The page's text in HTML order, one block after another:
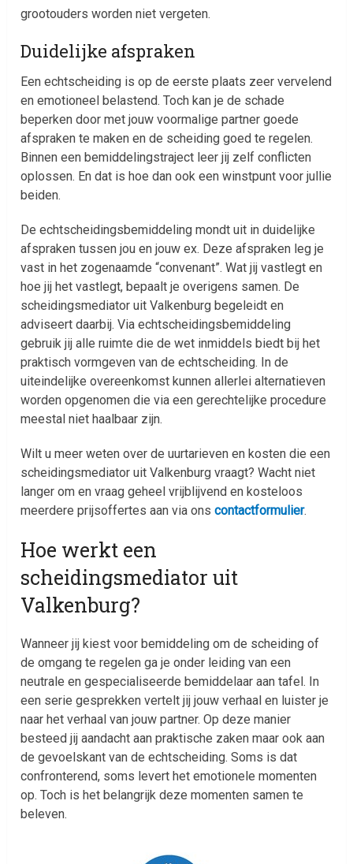
grootouders worden niet vergeten.
Duidelijke afspraken
Een echtscheiding is op de eerste plaats zeer vervelend
en emotioneel belastend. Toch kan je de schade
beperken door met jouw voormalige partner goede
afspraken te maken en de scheiding goed te regelen.
Binnen een bemiddelingstraject leer jij zelf conflicten
oplossen. En dat is hoe dan ook een winstpunt voor jullie
beiden.
De echtscheidingsbemiddeling mondt uit in duidelijke
afspraken tussen jou en jouw ex. Deze afspraken leg je
vast in het zogenaamde “convenant”. Wat jij vastlegt en
hoe jij het vastlegt, bepaalt je overigens samen. De
scheidingsmediator uit Valkenburg begeleidt en
adviseert daarbij. Via echtscheidingsbemiddeling
gebruik jij alle ruimte die de wet inmiddels biedt bij het
praktisch vormgeven van de echtscheiding. In de
uiteindelijke overeenkomst kunnen allerlei alternatieven
worden opgenomen die via een gerechtelijke procedure
meestal niet haalbaar zijn.
Wilt u meer weten over de uurtarieven en kosten die een
scheidingsmediator uit Valkenburg vraagt? Wacht niet
langer om en vraag geheel vrijblijvend en kosteloos
meerdere prijsoffertes aan via onscontactformulier.
Hoe werkt een
scheidingsmediator uit
Valkenburg?
Wanneer jij kiest voor bemiddeling om de scheiding of
de omgang te regelen ga je onder leiding van een
neutrale en gespecialiseerde bemiddelaar aan tafel. In
een serie gesprekken vertelt jij jouw verhaal en luister je
naar het verhaal van jouw partner. Op deze manier
besteed jij aandacht aan praktische zaken maar ook aan
de gevoelskant van de echtscheiding. Soms is dat
confronterend, soms levert het emotionele momenten
op. Toch is het belangrijk deze momenten samen te
beleven.